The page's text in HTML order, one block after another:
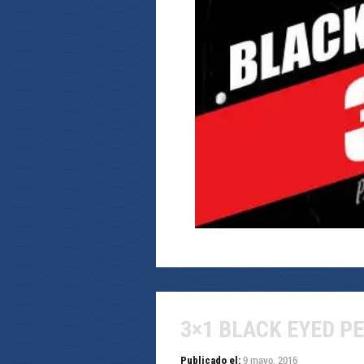
3×1 BLACK EYED
Publicado el: 9 mayo, 2016